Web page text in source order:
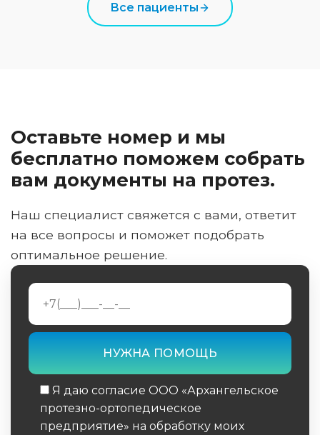
Все пациенты
Оставьте номер и мы
бесплатно поможем собрать
вам документы на протез.
Наш специалист свяжется с вами, ответит
на все вопросы и поможет подобрать
оптимальное решение.
Я даю согласие ООО «Архангельское
протезно-ортопедическое
предприятие» на обработку моих